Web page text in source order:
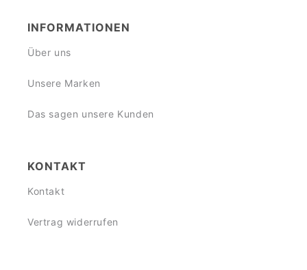
INFORMATIONEN
Über uns
Unsere Marken
Das sagen unsere Kunden
KONTAKT
Kontakt
Vertrag widerrufen